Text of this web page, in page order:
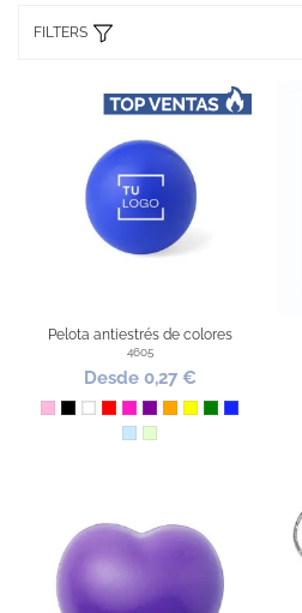
FILTERS
Pelota antiestrés de colores
4605
Desde 0,27 €
RosaNegroBlanco
RojoFucsiaMorado
Naranja
Amarillo
VerdeAzul Royal
Azul Claro
Verde Claro